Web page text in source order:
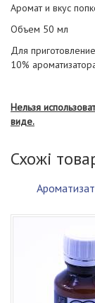
Аромат и вкус
Объем 50 мл
Для
10%
Нельзя
виде.
Схожі